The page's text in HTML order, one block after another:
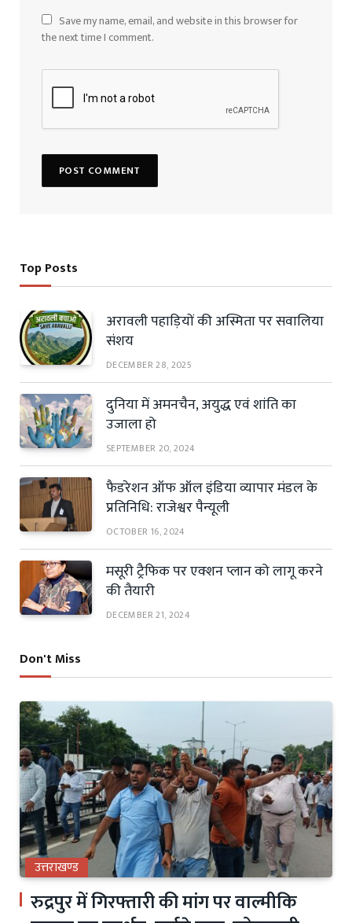
Save my name, email, and website in this browser for
the next time I comment.
Top Posts
अरावली पहाड़ियों की अस्मिता पर सवालिया
संशय
DECEMBER 28, 2025
दुनिया में अमनचैन, अयुद्ध एवं शांति का
उजाला हो
SEPTEMBER 20, 2024
फैडरेशन ऑफ ऑल इंडिया व्यापार मंडल के
प्रतिनिधि: राजेश्वर पैन्यूली
OCTOBER 16, 2024
मसूरी ट्रैफिक पर एक्शन प्लान को लागू करने
की तैयारी
DECEMBER 21, 2024
Don't Miss
उत्तराखण्ड
रुद्रपुर में गिरफ्तारी की मांग पर वाल्मीकि